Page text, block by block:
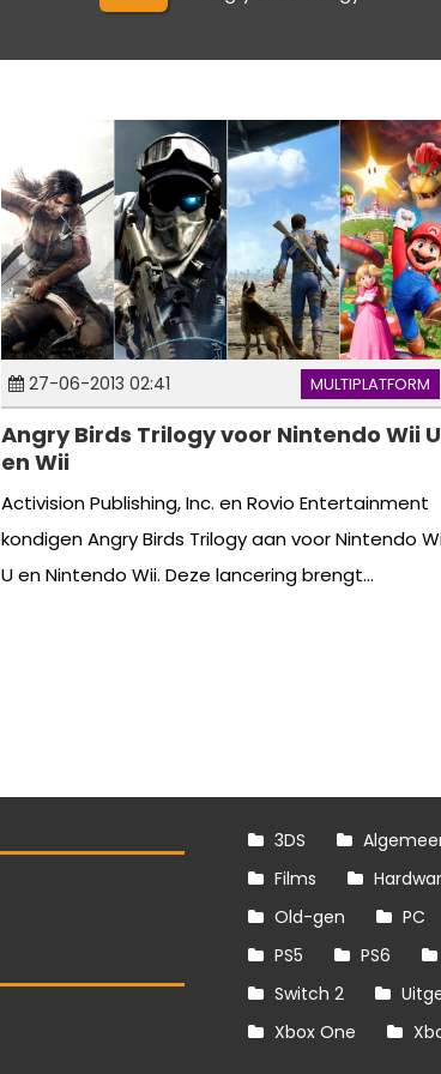
27-06-2013 02:41 MULTIPLATFORM
Angry Birds Trilogy voor Nintendo Wii U
en Wii
Activision Publishing, Inc. en Rovio Entertainment
kondigen Angry Birds Trilogy aan voor Nintendo
U en Nintendo Wii. Deze lancering brengt...
3DS
Films
Old-gen
PC
PS5
PS6
Switch 2
Xbox One